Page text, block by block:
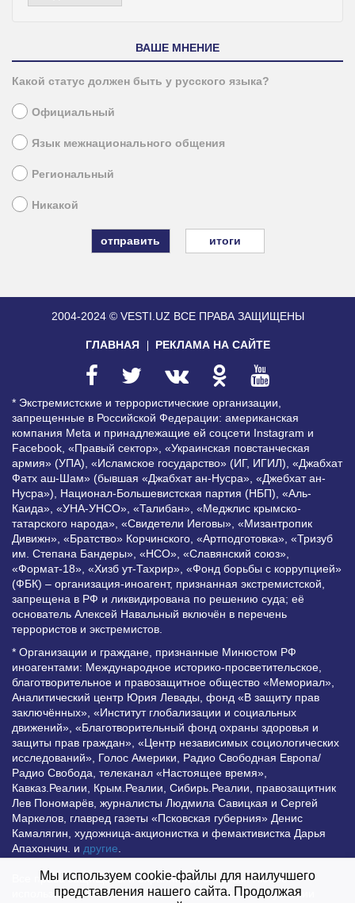
ВАШЕ МНЕНИЕ
Какой статус должен быть у русского языка?
Официальный
Язык межнационального общения
Региональный
Никакой
итоги
2004-2024 © VESTI.UZ ВСЕ ПРАВА ЗАЩИЩЕНЫ
ГЛАВНАЯ РЕКЛАМА НА САЙТЕ
* Экстремистские и террористические организации,
запрещенные в Российской Федерации: американская
компания Meta и принадлежащие ей соцсети Instagram и
Facebook, «Правый сектор», «Украинская повстанческая
армия» (УПА), «Исламское государство» (ИГ, ИГИЛ), «Джабхат
Фатх аш-Шам» (бывшая «Джабхат ан-Нусра», «Джебхат ан-
Нусра»), Национал-Большевистская партия (НБП), «Аль-
Каида», «УНА-УНСО», «Талибан», «Меджлис крымско-
татарского народа», «Свидетели Иеговы», «Мизантропик
Дивижн», «Братство» Корчинского, «Артподготовка», «Тризуб
им. Степана Бандеры», «НСО», «Славянский союз»,
«Формат-18», «Хизб ут-Тахрир», «Фонд борьбы с коррупцией»
(ФБК) – организация-иноагент, признанная экстремистской,
запрещена в РФ и ликвидирована по решению суда; её
основатель Алексей Навальный включён в перечень
террористов и экстремистов.
* Организации и граждане, признанные Минюстом РФ
иноагентами: Международное историко-просветительское,
благотворительное и правозащитное общество «Мемориал»,
Аналитический центр Юрия Левады, фонд «В защиту прав
заключённых», «Институт глобализации и социальных
движений», «Благотворительный фонд охраны здоровья и
защиты прав граждан», «Центр независимых социологических
исследований», Голос Америки, Радио Свободная Европа/
Радио Свобода, телеканал «Настоящее время»,
Кавказ.Реалии, Крым.Реалии, Сибирь.Реалии, правозащитник
Лев Пономарёв, журналисты Людмила Савицкая и Сергей
Маркелов, главред газеты «Псковская губерния» Денис
Камалягин, художница-акционистка и фемактивистка Дарья
Апахончич. и другие
Все права защищены и охраняются законом. Любое
использование материалов сайта допустимо при условии
Мы используем cookie-файлы для наилучшего
представления нашего сайта. Продолжая